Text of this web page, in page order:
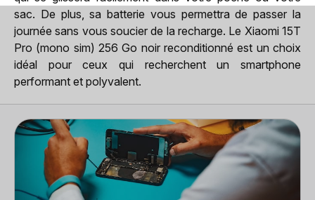
sac. De plus, sa batterie vous permettra de passer la
journée sans vous soucier de la recharge. Le Xiaomi 15T
Pro (mono sim) 256 Go noir reconditionné est un choix
idéal pour ceux qui recherchent un smartphone
performant et polyvalent.